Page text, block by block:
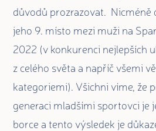
důvodů prozrazovat. Nicméně
jeho 9. místo mezi muži na
2022 (v konkurenci nejlepších
z celého světa a napříč všemi
kategoriemi). Všichni víme, že
generaci mladšími sportovci je
borce a tento výsledek je